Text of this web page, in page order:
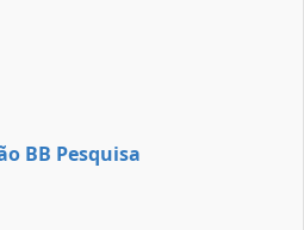
BB Pesquisa